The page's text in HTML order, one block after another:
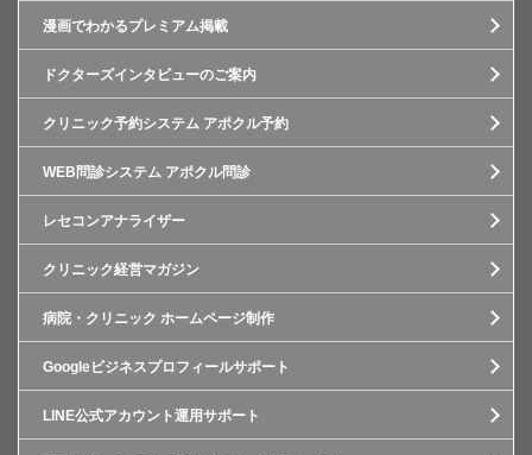
漫画でわかるプレミアム掲載
ドクターズインタビューのご案内
クリニック予約システム アポクル予約
WEB問診システム アポクル問診
レセコンアナライザー
クリニック経営マガジン
病院・クリニック ホームページ制作
Googleビジネスプロフィールサポート
LINE公式アカウント運用サポート